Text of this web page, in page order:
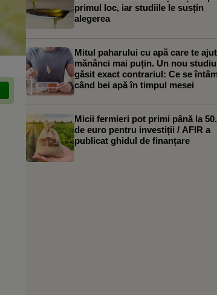
primul loc, iar studiile le susțin
alegerea
Mitul paharului cu apă care te
mănânci mai puțin. Un nou
găsit exact contrariul: Ce se
când bei apă în timpul mesei
Micii fermieri pot primi până la
de euro pentru investiții / AFIR a
publicat ghidul de finanțare